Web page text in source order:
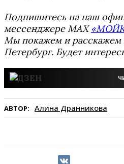
Подпишитесь на наш
мессенджере MAX
Мы покажем и расскажем
Петербург. Будет
АВТОР: Алина Дранникова